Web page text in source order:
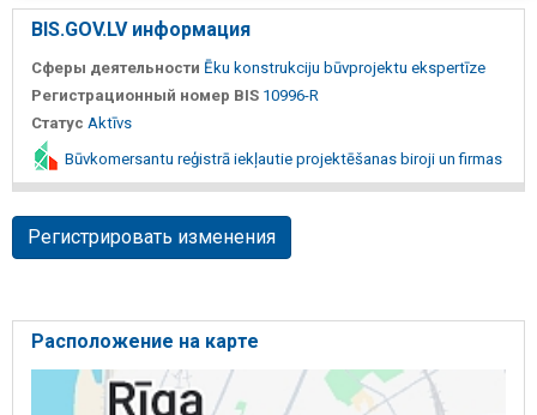
BIS.GOV.LV информация
Сферы деятельности Ēku konstrukciju būvprojektu ekspertīze
Регистрационный номер BIS 10996-R
Статус Aktīvs
Būvkomersantu reģistrā iekļautie projektēšanas biroji un firmas
Регистрировать изменения
Расположение на карте